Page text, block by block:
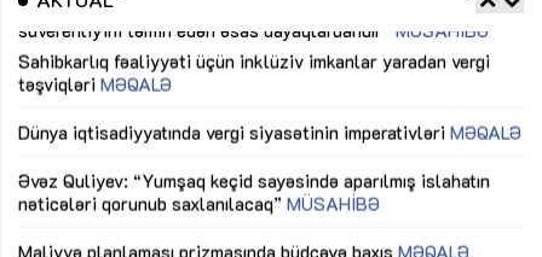
Sahibkarlıq fəaliyyəti üçün inklüziv imkanlar yaradan vergi
təşviqləriMƏQALƏ
nəticələri qorunub saxlanılacaq”MÜSAHİBƏ